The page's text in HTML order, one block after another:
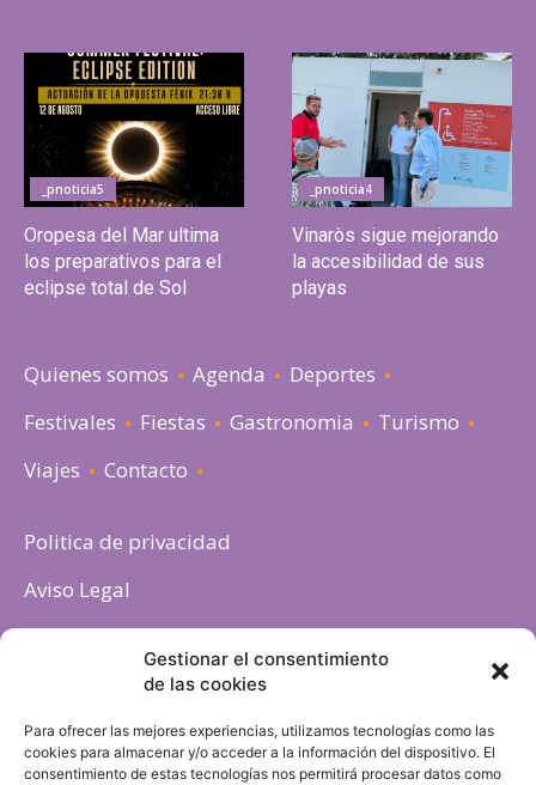
Gestionar el consentimiento
de las cookies
Para ofrecer las mejores experiencias, utilizamos tecnologías como las
cookies para almacenar y/o acceder a la información del dispositivo. El
consentimiento de estas tecnologías nos permitirá procesar datos como
_pnoticia5
Oropesa del Mar ultima
los preparativos para el
eclipse total de Sol
_pnoticia4
Vinaròs sigue mejorando
la accesibilidad de sus
playas
Quienes somos Agenda
Deportes
Festivales
Fiestas Gastronomia
Turismo
Viajes
Contacto
Politica de privacidad
Aviso Legal
Política de cookies